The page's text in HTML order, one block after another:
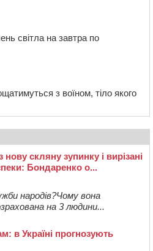
світла на завтра по
з воїном, тіло якого
скляну зупинку і вирізані
Бондаренко о...
народів?Чому вона
на 3 людини...
в Україні прогнозують